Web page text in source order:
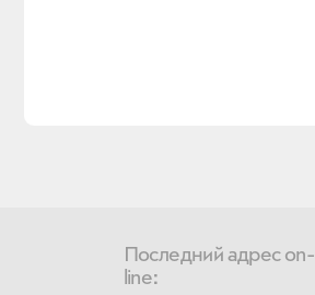
Последний адрес on-
line: